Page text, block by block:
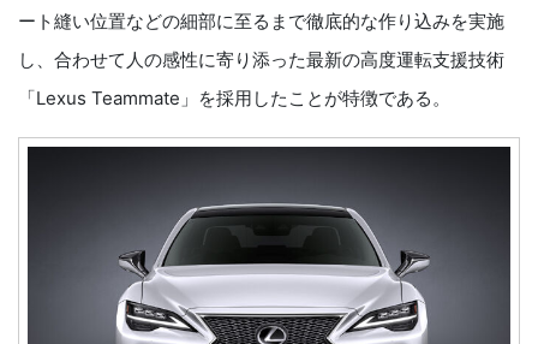
ート縫い位置などの細部に至るまで徹底的な作り込みを実施
し、合わせて人の感性に寄り添った最新の高度運転支援技術
「Lexus Teammate」を採用したことが特徴である。